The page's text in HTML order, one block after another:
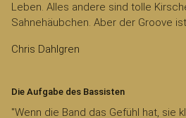
Leben. Alles andere sind tolle
Sahnehäubchen. Aber der Groove
Chris Dahlgren
Die Aufgabe des Bassisten
"Wenn die Band das Gefühl hat, sie